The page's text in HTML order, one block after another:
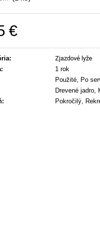
€
:
Zjazdové lyže
:
1 rok
Použité, Po
Drevené jadro,
: Pokročilý,